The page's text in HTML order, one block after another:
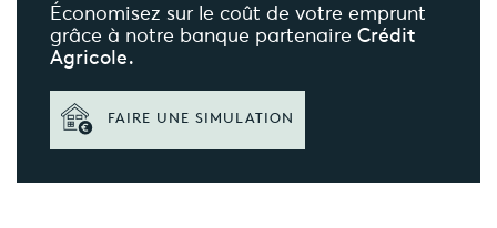
Économisez sur le coût de votre emprunt
grâce à notre banque partenaire Crédit
Agricole.
FAIRE UNE SIMULATION